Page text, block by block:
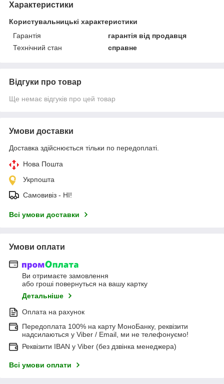
Характеристики
Користувальницькі характеристики
Гарантія
гарантія від продавця
Технічний стан
справне
Відгуки про товар
Ще немає відгуків про цей товар
Умови доставки
Доставка здійснюється тільки по передоплаті.
Нова Пошта
Укрпошта
Самовивіз - НІ!
Всі умови доставки
Умови оплати
Ви отримаєте замовлення
або гроші повернуться на вашу картку
Детальніше
Оплата на рахунок
Передоплата 100% на карту МоноБанку, реквізити
надсилаються у Viber / Email, ми не телефонуємо!
Реквізити IBAN у Viber (без дзвінка менеджера)
Всі умови оплати